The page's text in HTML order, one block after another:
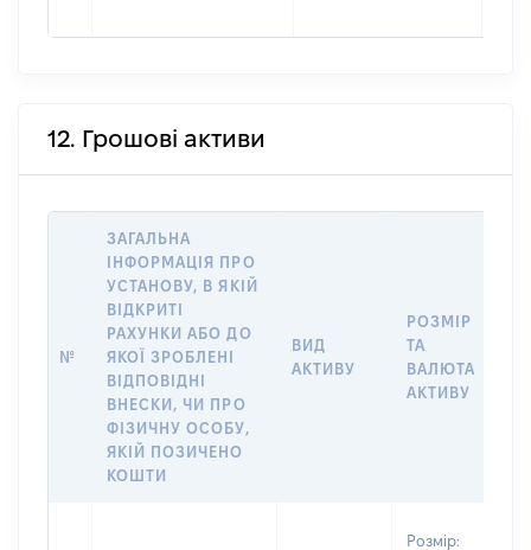
12. Грошові активи
№
ЗАГАЛЬНА
ІНФОРМАЦІЯ ПРО
УСТАНОВУ, В ЯКІЙ
ВІДКРИТІ
РАХУНКИ АБО ДО
ЯКОЇ ЗРОБЛЕНІ
ВІДПОВІДНІ
ВНЕСКИ, ЧИ ПРО
ФІЗИЧНУ ОСОБУ,
ЯКІЙ ПОЗИЧЕНО
КОШТИ
ВИД
АКТИВУ
РОЗМІР
ТА
ВАЛЮТА
АКТИВУ
Розмір: